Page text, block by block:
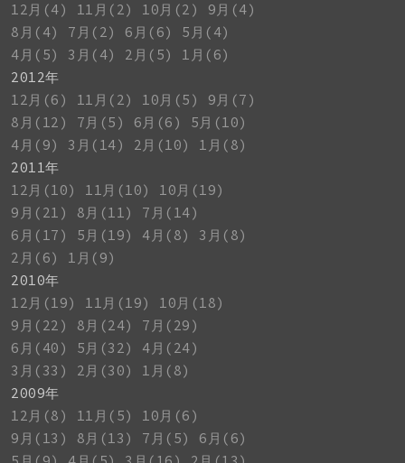
12月(4)
11月(2) 10月(2)
9月(4)
8月(4)
7月(2) 6月(6)
5月(4)
4月(5)
3月(4) 2月(5)
1月(6)
2012年
12月(6)
11月(2) 10月(5)
9月(7)
8月(12)
7月(5) 6月(6)
5月(10)
4月(9)
3月(14) 2月(10)
1月(8)
2011年
12月(10)
11月(10)
10月(19)
9月(21)
8月(11)
7月(14)
6月(17)
5月(19) 4月(8)
3月(8)
2月(6)
1月(9)
2010年
12月(19)
11月(19)
10月(18)
9月(22)
8月(24)
7月(29)
6月(40)
5月(32)
4月(24)
3月(33)
2月(30)
1月(8)
2009年
12月(8)
11月(5)
10月(6)
9月(13)
8月(13) 7月(5)
6月(6)